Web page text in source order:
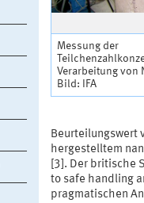
Messung der
Verarbeitung von
Bild: IFA
Beurteilungswert
hergestelltem
[3]. Der britische
to safe handling
pragmatischen